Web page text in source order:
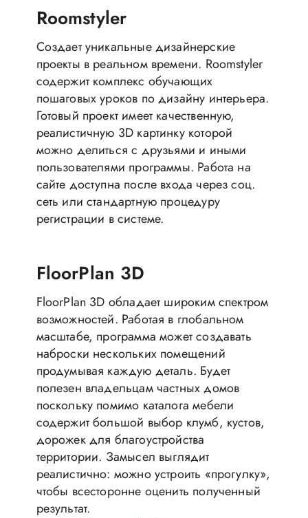
Roomstyler
Создает уникальные дизайнерские
проекты в реальном времени. Roomstyler
содержит комплекс обучающих
пошаговых уроков по дизайну интерьера.
Готовый проект имеет качественную,
реалистичную 3D картинку которой
можно делиться с друзьями и иными
пользователями программы. Работа на
сайте доступна после входа через соц.
сеть или стандартную процедуру
регистрации в системе.
FloorPlan 3D
FloorPlan 3D обладает широким спектром
возможностей. Работая в глобальном
масштабе, программа может создавать
наброски нескольких помещений
продумывая каждую деталь. Будет
полезен владельцам частных домов
поскольку помимо каталога мебели
содержит большой выбор клумб, кустов,
дорожек для благоустройства
территории. Замысел выглядит
реалистично: можно устроить «прогулку»,
чтобы всесторонне оценить полученный
результат.